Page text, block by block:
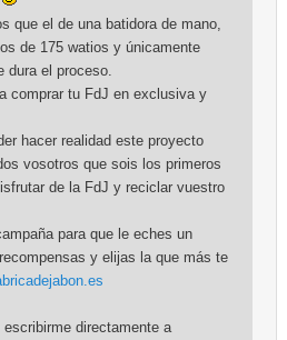
que el de una batidora de mano,
de 175 watios y únicamente
dura el proceso.
comprar tu FdJ en exclusiva y
hacer realidad este proyecto
vosotros que sois los primeros
de la FdJ y reciclar vuestro
para que le eches un
y elijas la que más te
directamente a